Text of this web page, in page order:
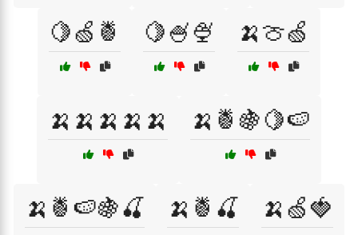
🍋🍏🍍 🍋🍧🍨 🍌🍈🍏
🍌🍌🍌🍌🍌 🍌🍍🍇🍋🍉
🍌🍍🍉🍇🍒 🍌🍍🍒 🍌🍏🍓